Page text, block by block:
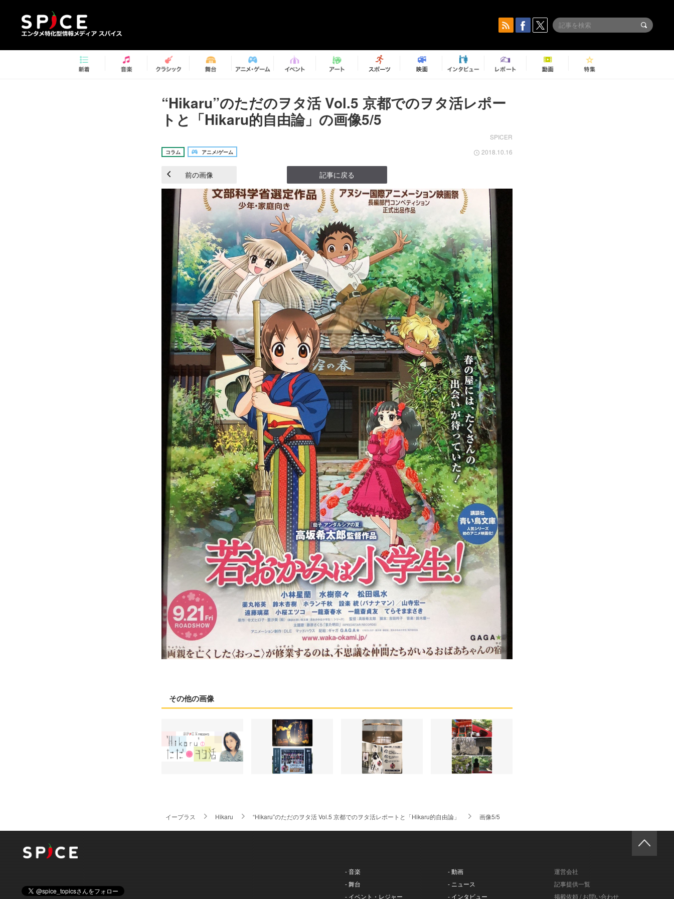
“Hikaru”のただのヲタ活 Vol.5 京都でのヲタ活レポー
トと「Hikaru的自由論」の画像5/5
SPICER
コラム アニメ/ゲーム 2018.10.16
前の画像 記事に戻る
その他の画像
イープラス Hikaru “Hikaru”のただのヲタ活 Vol.5 京都でのヲタ活レポートと「Hikaru的自由論」 画像5/5
- 音楽
- 舞台
- イベント・レジャー
- 動画
- ニュース
- インタビュー
運営会社
記事提供一覧
掲載依頼 / お問い合わせ